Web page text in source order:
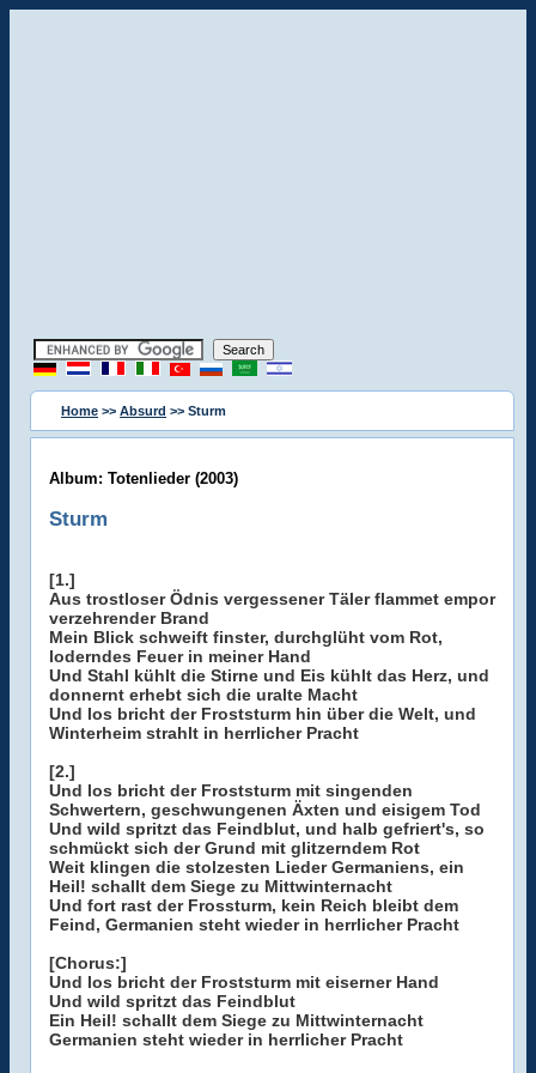
Home >> Absurd >> Sturm
Album: Totenlieder (2003)
Sturm
[1.]
Aus trostloser Ödnis vergessener Täler flammet empor
verzehrender Brand
Mein Blick schweift finster, durchglüht vom Rot,
loderndes Feuer in meiner Hand
Und Stahl kühlt die Stirne und Eis kühlt das Herz, und
donnernt erhebt sich die uralte Macht
Und los bricht der Froststurm hin über die Welt, und
Winterheim strahlt in herrlicher Pracht
[2.]
Und los bricht der Froststurm mit singenden
Schwertern, geschwungenen Äxten und eisigem Tod
Und wild spritzt das Feindblut, und halb gefriert's, so
schmückt sich der Grund mit glitzerndem Rot
Weit klingen die stolzesten Lieder Germaniens, ein
Heil! schallt dem Siege zu Mittwinternacht
Und fort rast der Frossturm, kein Reich bleibt dem
Feind, Germanien steht wieder in herrlicher Pracht
[Chorus:]
Und los bricht der Froststurm mit eiserner Hand
Und wild spritzt das Feindblut
Ein Heil! schallt dem Siege zu Mittwinternacht
Germanien steht wieder in herrlicher Pracht